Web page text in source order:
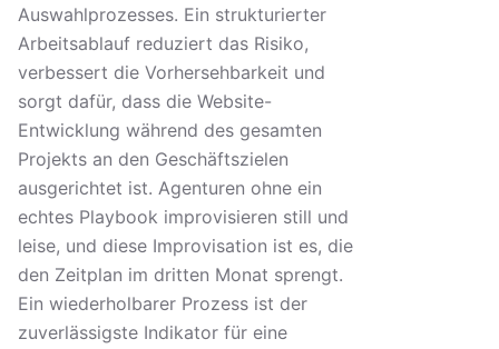
Auswahlprozesses. Ein strukturierter
Arbeitsablauf reduziert das Risiko,
verbessert die Vorhersehbarkeit und
sorgt dafür, dass die Website-
Entwicklung während des gesamten
Projekts an den Geschäftszielen
ausgerichtet ist. Agenturen ohne ein
echtes Playbook improvisieren still und
leise, und diese Improvisation ist es, die
den Zeitplan im dritten Monat sprengt.
Ein wiederholbarer Prozess ist der
zuverlässigste Indikator für eine